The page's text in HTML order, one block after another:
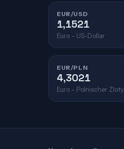
EUR/USD
1,1521
Euro – US-Dollar
EUR/PLN
4,3021
Euro – Polnischer Zloty